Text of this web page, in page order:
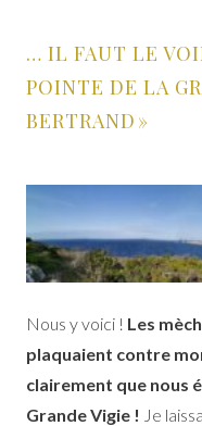
… IL FAUT LE
POINTE DE LA
BERTRAND »
Nous y voici ! Les
plaquaient contre
clairement que nous
Grande Vigie ! Je